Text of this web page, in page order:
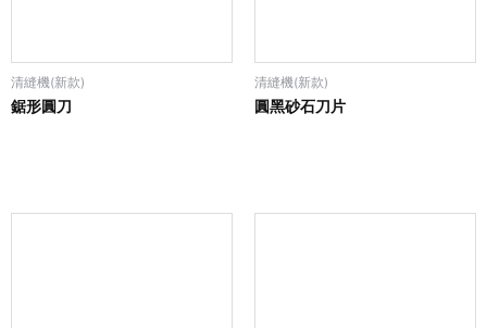
清縫機(新款)
鋸形圓刀
清縫機(新款)
圓黑砂石刀片